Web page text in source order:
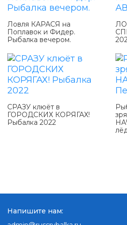
Ловля КАРАСЯ на
Поплавок и Фидер.
Рыбалка вечером.
СРАЗУ клюёт в
ГОРОДСКИХ КОРЯГАХ!
Рыбалка 2022
Напишите нам: